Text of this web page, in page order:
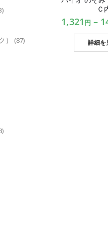
Ｃ
1,321 円 –
詳細を
(87)